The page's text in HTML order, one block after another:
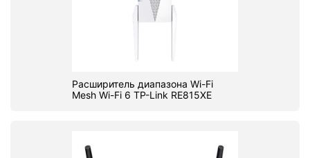
Расширитель диапазона Wi-Fi
Mesh Wi-Fi 6 TP-Link RE815XE